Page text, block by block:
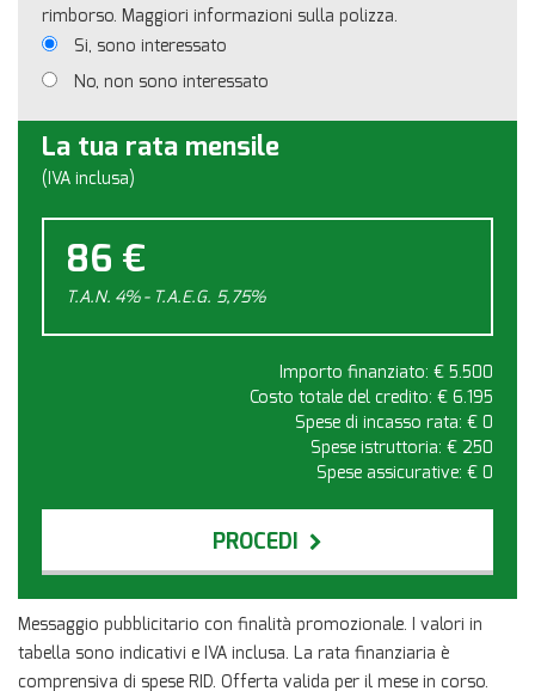
rimborso. Maggiori informazioni sulla polizza.
Si, sono interessato
No, non sono interessato
La tua rata mensile
(IVA inclusa)
86 €
T.A.N. 4% - T.A.E.G. 5,75%
Importo finanziato: € 5.500
Costo totale del credito: € 6.195
Spese di incasso rata: € 0
Spese istruttoria: € 250
Spese assicurative: € 0
PROCEDI
Contattaci
Messaggio pubblicitario con finalità promozionale. I valori in
tabella sono indicativi e IVA inclusa. La rata finanziaria è
comprensiva di spese RID. Offerta valida per il mese in corso.